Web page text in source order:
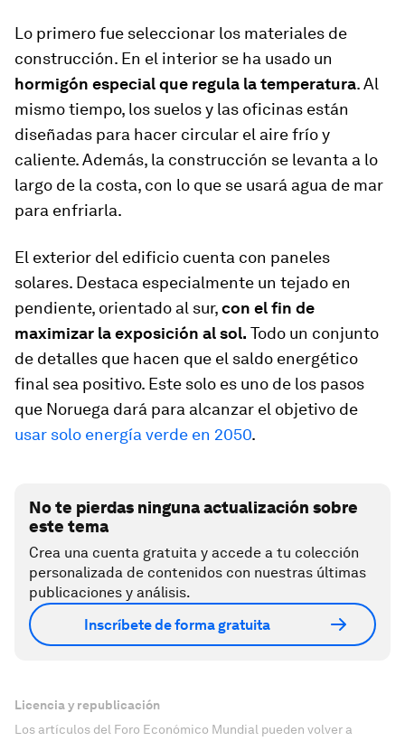
Lo primero fue seleccionar los materiales de
construcción. En el interior se ha usado un
hormigón especial que regula la temperatura. Al
mismo tiempo, los suelos y las oficinas están
diseñadas para hacer circular el aire frío y
caliente. Además, la construcción se levanta a lo
largo de la costa, con lo que se usará agua de mar
para enfriarla.
El exterior del edificio cuenta con paneles
solares. Destaca especialmente un tejado en
pendiente, orientado al sur,con el fin de
maximizar la exposición al sol. Todo un conjunto
de detalles que hacen que el saldo energético
final sea positivo. Este solo es uno de los pasos
que Noruega dará para alcanzar el objetivo de
usar solo energía verde en 2050.
No te pierdas ninguna actualización sobre
este tema
Crea una cuenta gratuita y accede a tu colección
personalizada de contenidos con nuestras últimas
publicaciones y análisis.
Inscríbete de forma gratuita
Licencia y republicación
Los artículos del Foro Económico Mundial pueden volver a